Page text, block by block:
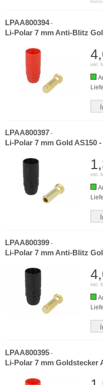
LPAA800394-
Li-Polar 7 mm Anti-Blitz
inkl.
LPAA800397 -
Li-Polar 7 mm Gold AS150
inkl.
LPAA800399 -
Li-Polar 7 mm Anti-Blitz
inkl.
LPAA800395 -
Li-Polar 7 mm Goldstecker